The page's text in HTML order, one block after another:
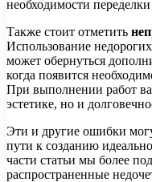
необходимости переделки
Также стоит отметить
Использование
может обернуться
когда появится
При выполнении работ
эстетике, но и
Эти и другие ошибки
пути к созданию
части статьи мы более
распространенные